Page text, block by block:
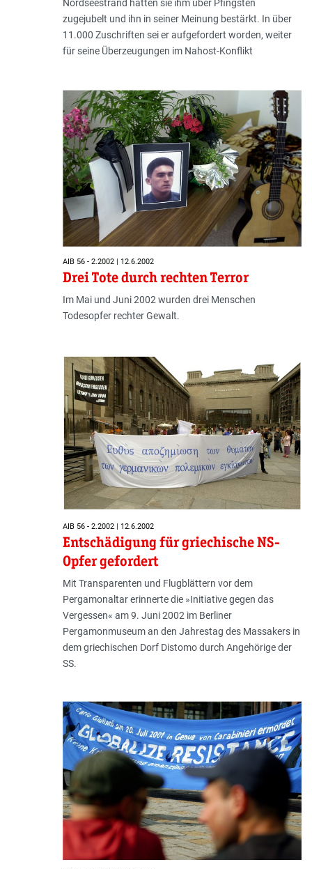
Nordseestrand hätten sie ihm über Pfingsten
zugejubelt und ihn in seiner Meinung bestärkt. In über
11.000 Zuschriften sei er aufgefordert worden, weiter
für seine Überzeugungen im Nahost-Konflikt
AIB 56 - 2.2002 | 12.6.2002
Drei Tote durch rechten Terror
Im Mai und Juni 2002 wurden drei Menschen
Todesopfer rechter Gewalt.
AIB 56 - 2.2002 | 12.6.2002
Entschädigung für griechische NS-
Opfer gefordert
Mit Transparenten und Flugblättern vor dem
Pergamonaltar erinnerte die »Initiative gegen das
Vergessen« am 9. Juni 2002 im Berliner
Pergamonmuseum an den Jahrestag des Massakers in
dem griechischen Dorf Distomo durch Angehörige der
SS.